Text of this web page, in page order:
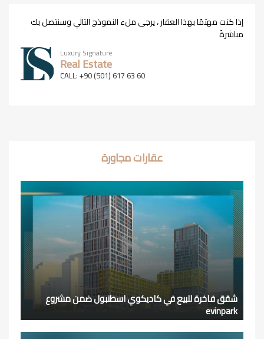
إذا كنت مهتمًا بهذا العقار ، يرجى ملء النموذج التالي وسنتصل بك
مباشرةً
Luxury Signature
Real Estate
CALL: +90 (501) 617 63 60
عقارات مجاورة
شقق فاخرة للبيع في كاديكوي اسطنبول ضمن مشروع
evinpark